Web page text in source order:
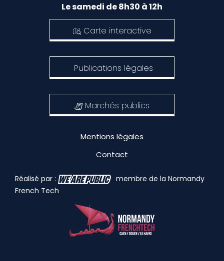
Le samedi de 8h30 à 12h
Carte interactive
Publications légales
Marchés publics
Mentions légales
Contact
Réalisé par :
membre de la Normandy
French Tech